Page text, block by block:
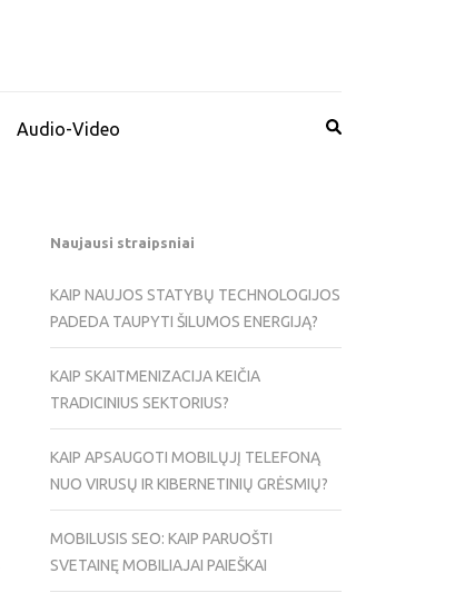
Audio-Video
Naujausi straipsniai
KAIP NAUJOS STATYBŲ TECHNOLOGIJOS
PADEDA TAUPYTI ŠILUMOS ENERGIJĄ?
KAIP SKAITMENIZACIJA KEIČIA
TRADICINIUS SEKTORIUS?
KAIP APSAUGOTI MOBILŲJĮ TELEFONĄ
NUO VIRUSŲ IR KIBERNETINIŲ GRĖSMIŲ?
MOBILUSIS SEO: KAIP PARUOŠTI
SVETAINĘ MOBILIAJAI PAIEŠKAI